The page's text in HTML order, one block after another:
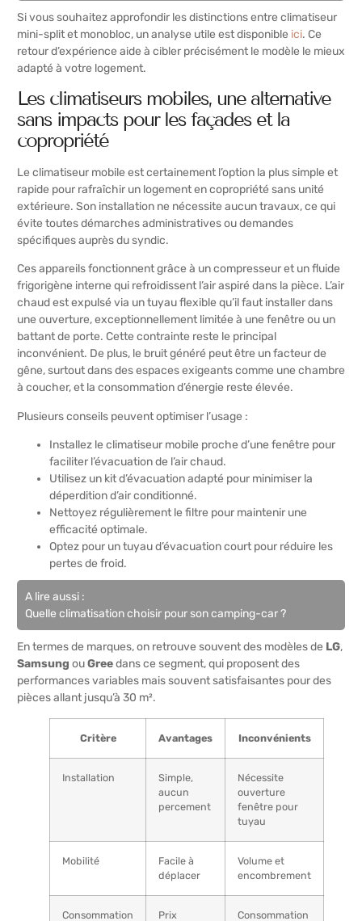
Si vous souhaitez approfondir les distinctions entre climatiseur
mini-split et monobloc, un analyse utile est disponible ici. Ce
retour d’expérience aide à cibler précisément le modèle le mieux
adapté à votre logement.
Les climatiseurs mobiles, une alternative
sans impacts pour les façades et la
copropriété
Le climatiseur mobile est certainement l’option la plus simple et
rapide pour rafraîchir un logement en copropriété sans unité
extérieure. Son installation ne nécessite aucun travaux, ce qui
évite toutes démarches administratives ou demandes
spécifiques auprès du syndic.
Ces appareils fonctionnent grâce à un compresseur et un fluide
frigorigène interne qui refroidissent l’air aspiré dans la pièce. L’air
chaud est expulsé via un tuyau flexible qu’il faut installer dans
une ouverture, exceptionnellement limitée à une fenêtre ou un
battant de porte. Cette contrainte reste le principal
inconvénient. De plus, le bruit généré peut être un facteur de
gêne, surtout dans des espaces exigeants comme une chambre
à coucher, et la consommation d’énergie reste élevée.
Plusieurs conseils peuvent optimiser l’usage :
Installez le climatiseur mobile proche d’une fenêtre pour
faciliter l’évacuation de l’air chaud.
Utilisez un kit d’évacuation adapté pour minimiser la
déperdition d’air conditionné.
Nettoyez régulièrement le filtre pour maintenir une
efficacité optimale.
Optez pour un tuyau d’évacuation court pour réduire les
pertes de froid.
A lire aussi :
Quelle climatisation choisir pour son camping-car ?
En termes de marques, on retrouve souvent des modèles de LG,
Samsung ouGreedans ce segment, qui proposent des
performances variables mais souvent satisfaisantes pour des
pièces allant jusqu’à 30 m².
Critère Avantages Inconvénients
Installation
Simple,
aucun
percement
Nécessite
ouverture
fenêtre pour
tuyau
Mobilité
Facile à
déplacer
Volume et
encombrement
Consommation Prix Consommation